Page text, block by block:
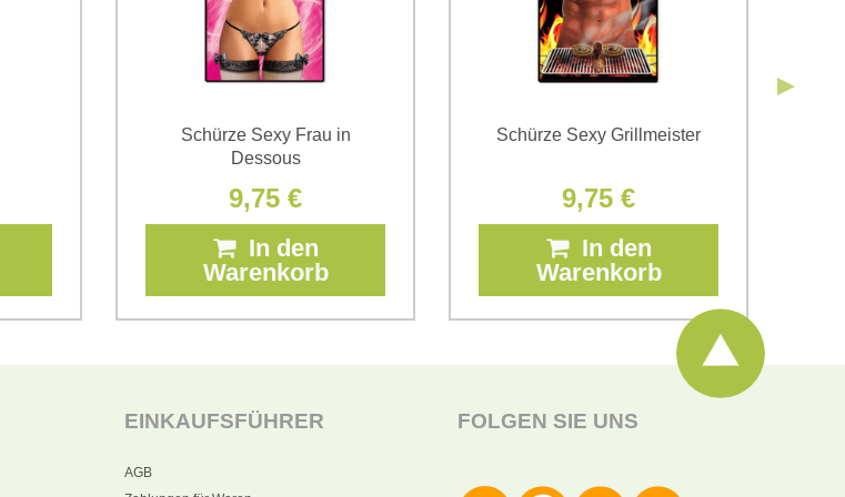
Schürze Sexy Frau in
Dessous
9,75 €
In den
Warenkorb
Schürze Sexy Grillmeister
9,75 €
In den
Warenkorb
EINKAUFSFÜHRER
AGB
FOLGEN SIE UNS